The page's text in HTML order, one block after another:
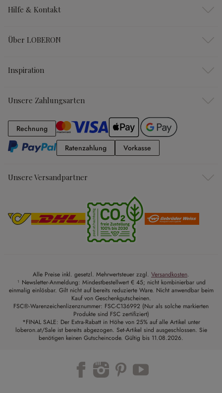
Hilfe & Kontakt
Über LOBERON
Inspiration
Unsere Zahlungsarten
RechnungRechnung
RatenzahlungRatenzahlung
Vorkasse
Unsere Versandpartner
Alle Preise inkl. gesetzl. Mehrwertsteuer zzgl. Versandkosten.
¹ Newsletter-Anmeldung: Mindestbestellwert € 45; nicht kombinierbar und
einmalig einlösbar. Gilt nicht auf bereits reduzierte Ware. Nicht anwendbar beim
Kauf von Geschenkgutscheinen.
FSC®-Warenzeichenlizenznummer: FSC-C136992 (Nur als solche markierten
Produkte sind FSC zertifiziert)
*FINAL SALE: Der Extra-Rabatt in Höhe von 25% auf alle Artikel unter
loberon.at/Sale ist bereits abgezogen. Set-Artikel sind ausgeschlossen. Sie
benötigen keinen Gutscheincode. Gültig bis 11.08.2026.